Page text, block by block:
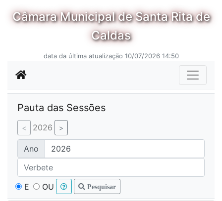
Câmara Municipal de Santa Rita de
Caldas
data da última atualização 10/07/2026 14:50
Pauta das Sessões
2026
Ano
E OU Pesquisar